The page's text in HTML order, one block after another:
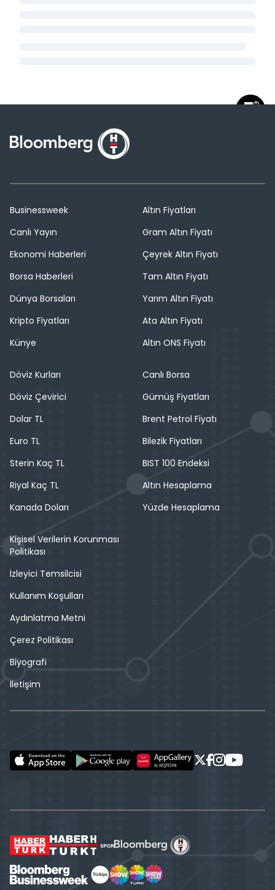
Businessweek
Canlı Yayın
Ekonomi Haberleri
Borsa Haberleri
Dünya Borsaları
Kripto Fiyatları
Künye
Altın Fiyatları
Gram Altın Fiyatı
Çeyrek Altın Fiyatı
Tam Altın Fiyatı
Yarım Altın Fiyatı
Ata Altın Fiyatı
Altın ONS Fiyatı
Döviz Kurları
Döviz Çevirici
Dolar TL
Euro TL
Sterin Kaç TL
Riyal Kaç TL
Kanada Doları
Canlı Borsa
Gümüş Fiyatları
Brent Petrol Fiyatı
Bilezik Fiyatları
BIST 100 Endeksi
Altın Hesaplama
Yüzde Hesaplama
Kişisel Verilerin Korunması
Politikası
İzleyici Temsilcisi
Kullanım Koşulları
Aydınlatma Metni
Çerez Politikası
Biyografi
İletişim